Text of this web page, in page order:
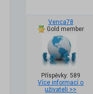
Venca78
Gold member
Příspěvky: 589
Více informací o
uživateli >>